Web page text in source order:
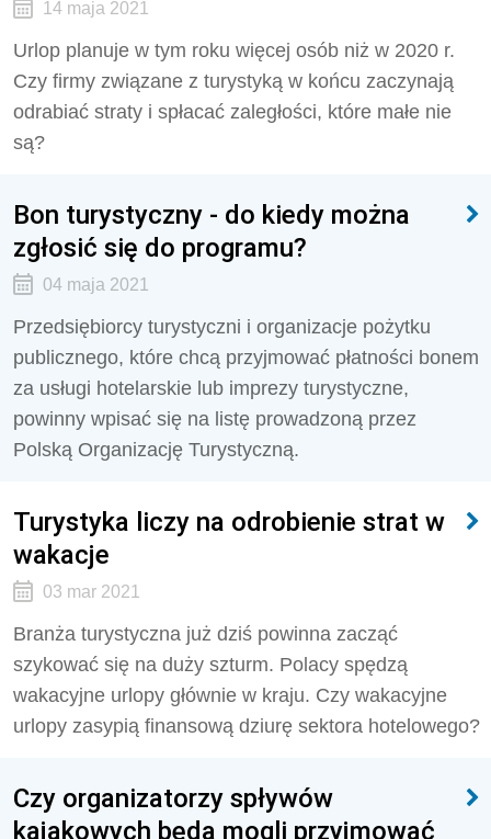
14 maja 2021
Urlop planuje w tym roku więcej osób niż w 2020 r.
Czy firmy związane z turystyką w końcu zaczynają
odrabiać straty i spłacać zaległości, które małe nie
są?
Bon turystyczny - do kiedy można
zgłosić się do programu?
04 maja 2021
Przedsiębiorcy turystyczni i organizacje pożytku
publicznego, które chcą przyjmować płatności bonem
za usługi hotelarskie lub imprezy turystyczne,
powinny wpisać się na listę prowadzoną przez
Polską Organizację Turystyczną.
Turystyka liczy na odrobienie strat w
wakacje
03 mar 2021
Branża turystyczna już dziś powinna zacząć
szykować się na duży szturm. Polacy spędzą
wakacyjne urlopy głównie w kraju. Czy wakacyjne
urlopy zasypią finansową dziurę sektora hotelowego?
Czy organizatorzy spływów
kajakowych będą mogli przyjmować